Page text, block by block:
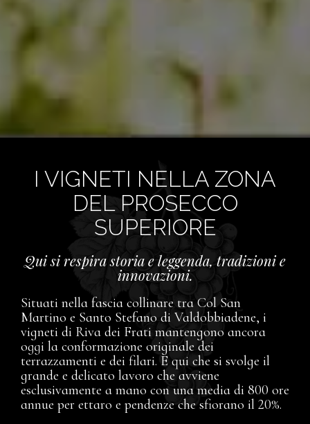
I VIGNETI NELLA ZONA
DEL PROSECCO
SUPERIORE
Qui si respira storia e leggenda, tradizioni e
innovazioni.
Situati nella fascia collinare tra Col San
Martino e Santo Stefano di Valdobbiadene, i
vigneti di Riva dei Frati mantengono ancora
oggi la conformazione originale dei
terrazzamenti e dei filari. E qui che si svolge il
grande e delicato lavoro che avviene
esclusivamente a mano con una media di 800 ore
annue per ettaro e pendenze che sfiorano il 20%.